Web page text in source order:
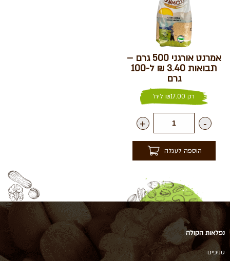
אמרנט אורגני 500 גרם –
תבואות 3.40 ₪ ל-100
גרם
רק ₪17.00 ליח'
-
+
הוספה לעגלה
נפלאות הקולה
סניפים